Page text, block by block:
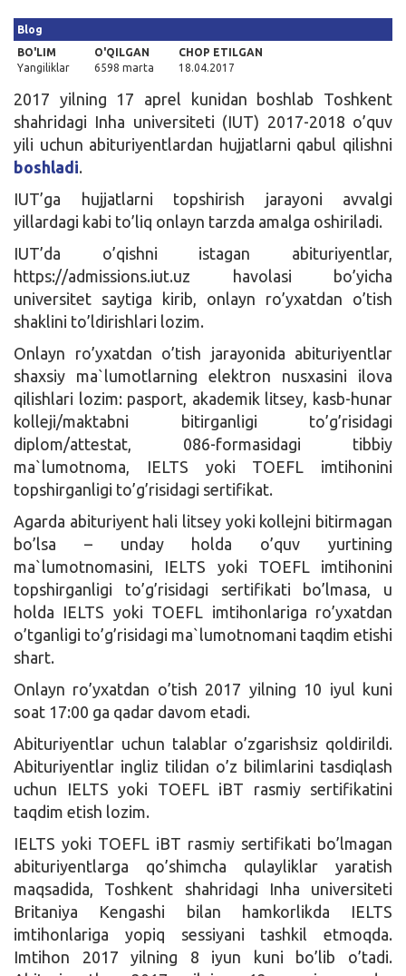
Blog
BO'LIM
Yangiliklar
O'QILGAN
6598 marta
CHOP ETILGAN
18.04.2017
2017 yilning 17 aprel kunidan boshlab Toshkent
shahridagi Inha universiteti (IUT) 2017-2018 o’quv
yili uchun abituriyentlardan hujjatlarni qabul qilishni
boshladi.
IUT’ga hujjatlarni topshirish jarayoni avvalgi
yillardagi kabi to’liq onlayn tarzda amalga oshiriladi.
IUT’da o’qishni istagan abituriyentlar,
https://admissions.iut.uz havolasi bo’yicha
universitet saytiga kirib, onlayn ro’yxatdan o’tish
shaklini to’ldirishlari lozim.
Onlayn ro’yxatdan o’tish jarayonida abituriyentlar
shaxsiy ma`lumotlarning elektron nusxasini ilova
qilishlari lozim: pasport, akademik litsey, kasb-hunar
kolleji/maktabni bitirganligi to’g’risidagi
diplom/attestat, 086-formasidagi tibbiy
ma`lumotnoma, IELTS yoki TOEFL imtihonini
topshirganligi to’g’risidagi sertifikat.
Agarda abituriyent hali litsey yoki kollejni bitirmagan
bo’lsa – unday holda o’quv yurtining
ma`lumotnomasini, IELTS yoki TOEFL imtihonini
topshirganligi to’g’risidagi sertifikati bo’lmasa, u
holda IELTS yoki TOEFL imtihonlariga ro’yxatdan
o’tganligi to’g’risidagi ma`lumotnomani taqdim etishi
shart.
Onlayn ro’yxatdan o’tish 2017 yilning 10 iyul kuni
soat 17:00 ga qadar davom etadi.
Abituriyentlar uchun talablar o’zgarishsiz qoldirildi.
Abituriyentlar ingliz tilidan o’z bilimlarini tasdiqlash
uchun IELTS yoki TOEFL iBT rasmiy sertifikatini
taqdim etish lozim.
IELTS yoki TOEFL iBT rasmiy sertifikati bo’lmagan
abituriyentlarga qo’shimcha qulayliklar yaratish
maqsadida, Toshkent shahridagi Inha universiteti
Britaniya Kengashi bilan hamkorlikda IELTS
imtihonlariga yopiq sessiyani tashkil etmoqda.
Imtihon 2017 yilning 8 iyun kuni bo’lib o’tadi.